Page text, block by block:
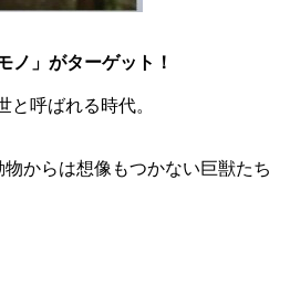
ノ」がターゲット！
と呼ばれる時代。
からは想像もつかない巨獣たち